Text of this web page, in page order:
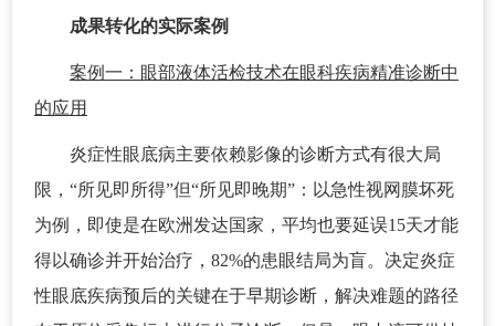
成果转化的实际案例
案例一：眼部液体活检技术在眼科疾病精准诊断中
的应用
炎症性眼底病主要依赖影像的诊断方式有很大局
限，“所见即所得”但“所见即晚期”：以急性视网膜坏死
为例，即使是在欧洲发达国家，平均也要延误15天才能
得以确诊并开始治疗，82%的患眼结局为盲。决定炎症
性眼底疾病预后的关键在于早期诊断，解决难题的路径